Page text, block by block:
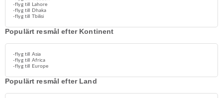
-flyg till Lahore
-flyg till Dhaka
-flyg till Tbilisi
Populärt resmål efter Kontinent
-flyg till Asia
-flyg till Africa
-flyg till Europe
Populärt resmål efter Land